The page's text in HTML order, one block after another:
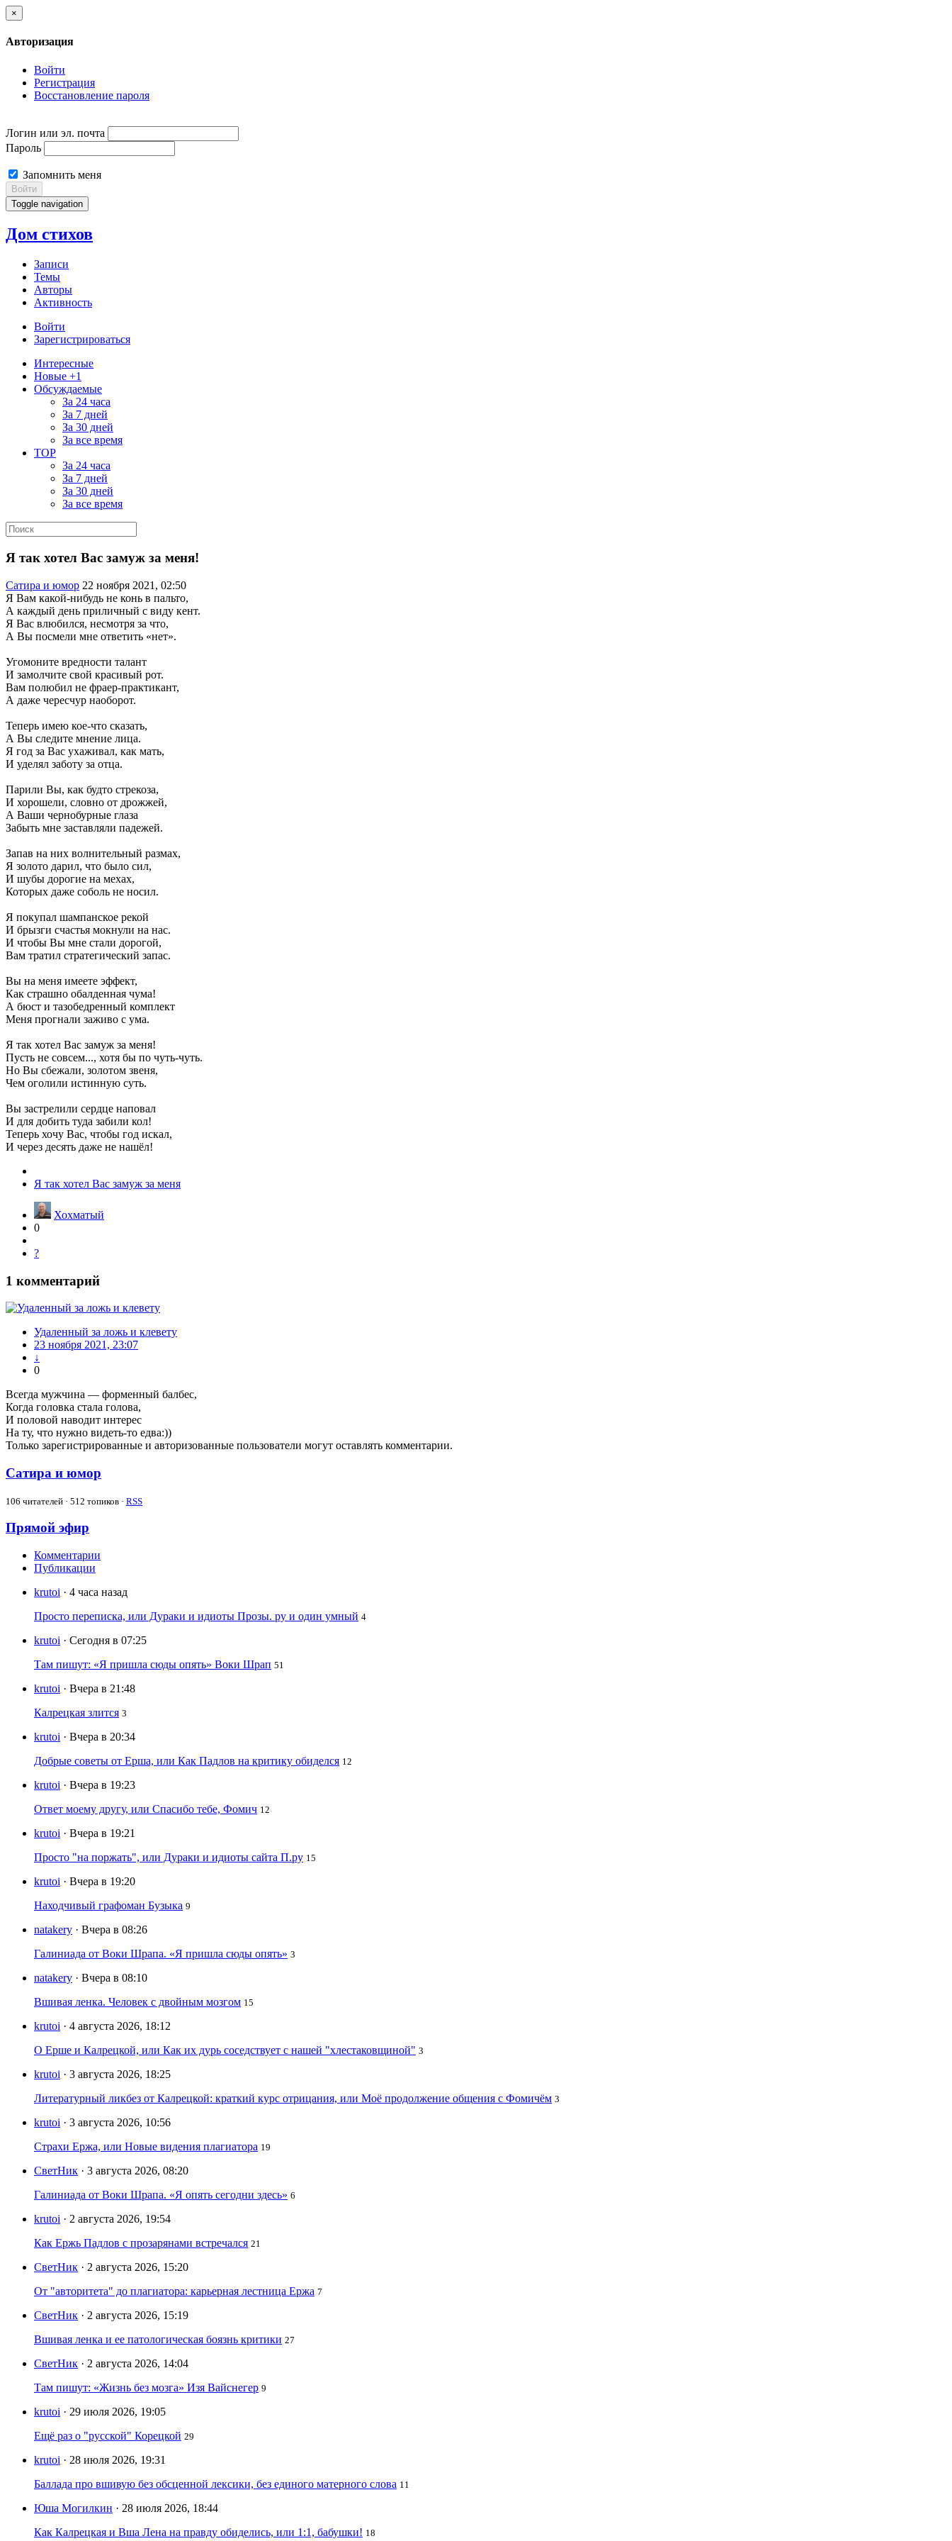
×
Авторизация
Войти
Регистрация
Восстановление пароля
Логин или эл. почта
Пароль
Запомнить меня
Войти
Toggle navigation
Дом стихов
Записи
Темы
Авторы
Активность
Войти
Зарегистрироваться
Интересные
Новые +1
Обсуждаемые
За 24 часа
За 7 дней
За 30 дней
За все время
TOP
За 24 часа
За 7 дней
За 30 дней
За все время
Я так хотел Вас замуж за меня!
Сатира и юмор 22 ноября 2021, 02:50
Я Вам какой-нибудь не конь в пальто,
А каждый день приличный с виду кент.
Я Вас влюбился, несмотря за что,
А Вы посмели мне ответить «нет».
Угомоните вредности талант
И замолчите свой красивый рот.
Вам полюбил не фраер-практикант,
А даже чересчур наоборот.
Теперь имею кое-что сказать,
А Вы следите мнение лица.
Я год за Вас ухаживал, как мать,
И уделял заботу за отца.
Парили Вы, как будто стрекоза,
И хорошели, словно от дрожжей,
А Ваши чернобурные глаза
Забыть мне заставляли падежей.
Запав на них волнительный размах,
Я золото дарил, что было сил,
И шубы дорогие на мехах,
Которых даже соболь не носил.
Я покупал шампанское рекой
И брызги счастья мокнули на нас.
И чтобы Вы мне стали дорогой,
Вам тратил стратегический запас.
Вы на меня имеете эффект,
Как страшно обалденная чума!
А бюст и тазобедренный комплект
Меня прогнали заживо с ума.
Я так хотел Вас замуж за меня!
Пусть не совсем..., хотя бы по чуть-чуть.
Но Вы сбежали, золотом звеня,
Чем оголили истинную суть.
Вы застрелили сердце наповал
И для добить туда забили кол!
Теперь хочу Вас, чтобы год искал,
И через десять даже не нашёл!
Я так хотел Вас замуж за меня
Хохматый
0
?
1 комментарий
Удаленный за ложь и клевету
23 ноября 2021, 23:07
↓
0
Всегда мужчина — форменный балбес,
Когда головка стала голова,
И половой наводит интерес
На ту, что нужно видеть-то едва:))
Только зарегистрированные и авторизованные пользователи могут оставлять комментарии.
Сатира и юмор
106 читателей · 512 топиков · RSS
Прямой эфир
Комментарии
Публикации
krutoi · 4 часа назад
Просто переписка, или Дураки и идиоты Прозы. ру и один умный 4
krutoi · Сегодня в 07:25
Там пишут: «Я пришла сюды опять» Воки Шрап 51
krutoi · Вчера в 21:48
Калрецкая злится 3
krutoi · Вчера в 20:34
Добрые советы от Ерша, или Как Падлов на критику обиделся 12
krutoi · Вчера в 19:23
Ответ моему другу, или Спасибо тебе, Фомич 12
krutoi · Вчера в 19:21
Просто "на поржать", или Дураки и идиоты сайта П.ру 15
krutoi · Вчера в 19:20
Находчивый графоман Бузыка 9
natakery · Вчера в 08:26
Галиниада от Воки Шрапа. «Я пришла сюды опять» 3
natakery · Вчера в 08:10
Вшивая ленка. Человек с двойным мозгом 15
krutoi · 4 августа 2026, 18:12
О Ерше и Калрецкой, или Как их дурь соседствует с нашей "хлестаковщиной" 3
krutoi · 3 августа 2026, 18:25
Литературный ликбез от Калрецкой: краткий курс отрицания, или Моё продолжение общения с Фомичём 3
krutoi · 3 августа 2026, 10:56
Страхи Ержа, или Новые видения плагиатора 19
СветНик · 3 августа 2026, 08:20
Галиниада от Воки Шрапа. «Я опять сегодни здесь» 6
krutoi · 2 августа 2026, 19:54
Как Ержь Падлов с прозарянами встречался 21
СветНик · 2 августа 2026, 15:20
От "авторитета" до плагиатора: карьерная лестница Ержа 7
СветНик · 2 августа 2026, 15:19
Вшивая ленка и ее патологическая боязнь критики 27
СветНик · 2 августа 2026, 14:04
Там пишут: «Жизнь без мозга» Изя Вайснегер 9
krutoi · 29 июля 2026, 19:05
Ещё раз о "русской" Корецкой 29
krutoi · 28 июля 2026, 19:31
Баллада про вшивую без обсценной лексики, без единого матерного слова 11
Юша Могилкин · 28 июля 2026, 18:44
Как Калрецкая и Вша Лена на правду обиделись, или 1:1, бабушки! 18